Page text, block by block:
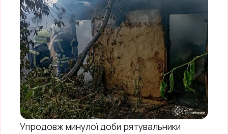
Упродовж минулої доби рятувальники